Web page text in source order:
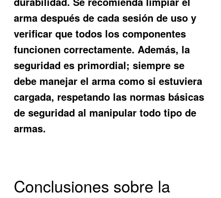
arma después de cada sesión de uso y
verificar que todos los componentes
funcionen correctamente. Además, la
seguridad es primordial; siempre se
debe manejar el arma como si estuviera
cargada, respetando las normas básicas
de seguridad al manipular todo tipo de
armas.
Conclusiones sobre la